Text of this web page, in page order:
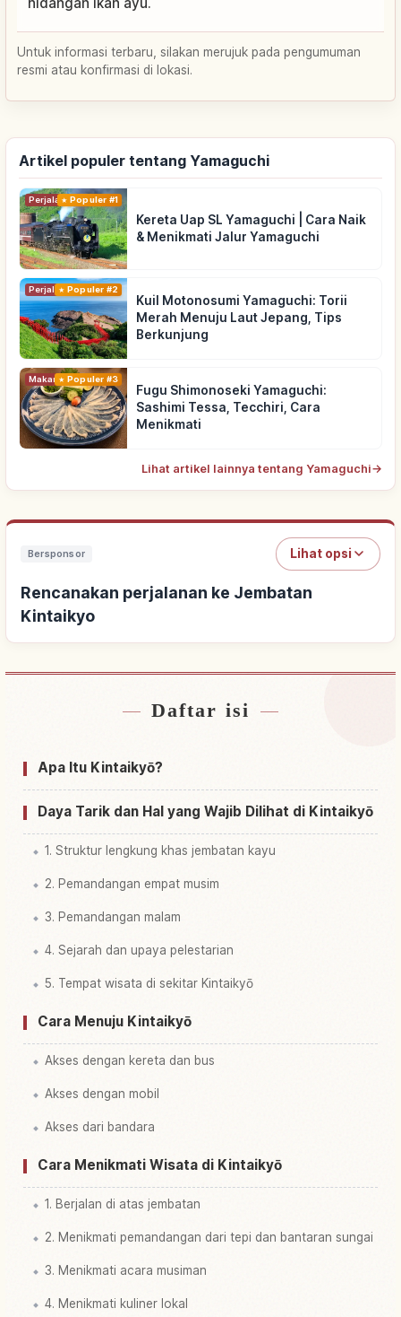
Untuk informasi terbaru, silakan merujuk pada pengumuman
resmi atau konfirmasi di lokasi.
Artikel populer tentang Yamaguchi
PerjalananPopuler #1
Kereta Uap SL Yamaguchi | Cara Naik
& Menikmati Jalur Yamaguchi
PerjalananPopuler #2
Kuil Motonosumi Yamaguchi: Torii
Merah Menuju Laut Jepang, Tips
Berkunjung
MakananPopuler #3
Fugu Shimonoseki Yamaguchi:
Sashimi Tessa, Tecchiri, Cara
Menikmati
Lihat artikel lainnya tentang Yamaguchi→
Bersponsor Lihat opsi
Rencanakan perjalanan ke Jembatan
Kintaikyo
Cari penginapan dekat Jembatan Kintaikyo
Cari aktivitas di Jembatan Kintaikyo
Daftar isi
Apa Itu Kintaikyō?
Daya Tarik dan Hal yang Wajib Dilihat di Kintaikyō
1. Struktur lengkung khas jembatan kayu
2. Pemandangan empat musim
3. Pemandangan malam
4. Sejarah dan upaya pelestarian
5. Tempat wisata di sekitar Kintaikyō
Cara Menuju Kintaikyō
Akses dengan kereta dan bus
Akses dengan mobil
Akses dari bandara
Cara Menikmati Wisata di Kintaikyō
1. Berjalan di atas jembatan
2. Menikmati pemandangan dari tepi dan bantaran sungai
3. Menikmati acara musiman
4. Menikmati kuliner lokal